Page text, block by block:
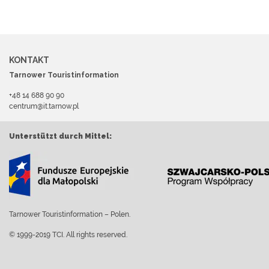
KONTAKT
Tarnower Touristinformation
+48 14 688 90 90
centrum@it.tarnow.pl
Unterstützt durch Mittel:
Tarnower Touristinformation – Polen.
© 1999-2019 TCI. All rights reserved.